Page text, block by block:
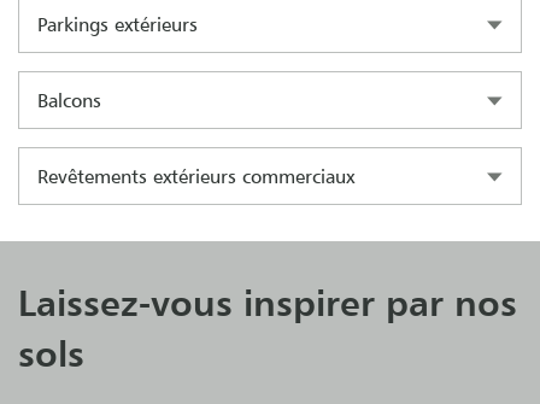
Parkings extérieurs
Balcons
Revêtements extérieurs commerciaux
Laissez-vous inspirer par nos
sols